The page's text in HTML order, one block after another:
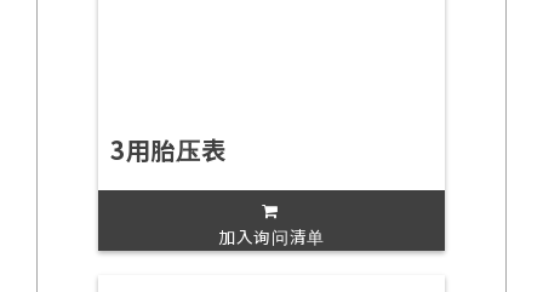
3用胎压表
加入询问清单